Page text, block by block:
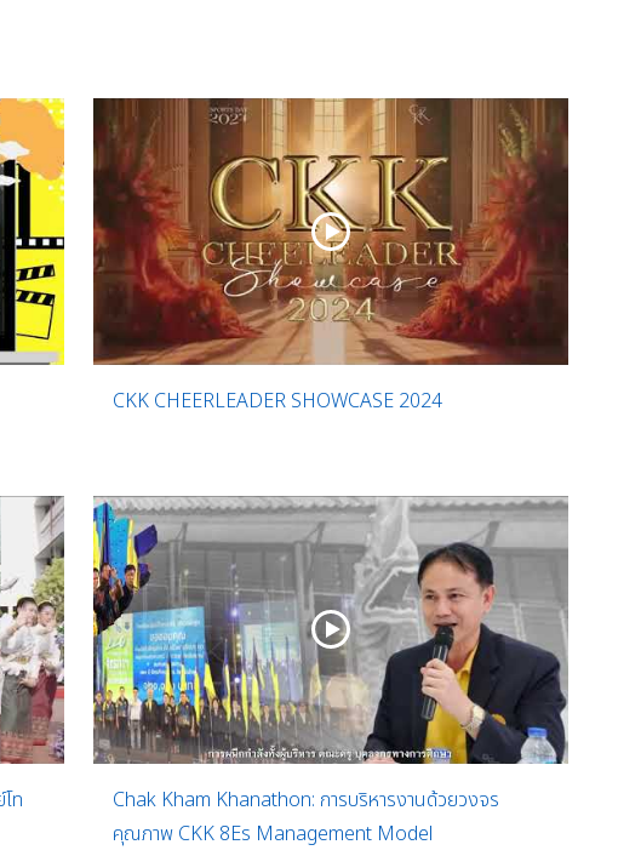
CKK CHEERLEADER SHOWCASE 2024
ท
Chak Kham Khanathon: การบริหารงานด้วยวงจร
คุณภาพ CKK 8Es Management Model